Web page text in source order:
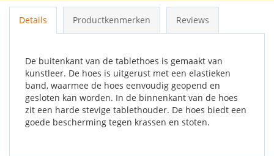
Details Productkenmerken Reviews
De buitenkant van de tablethoes is gemaakt van
kunstleer. De hoes is uitgerust met een elastieken
band, waarmee de hoes eenvoudig geopend en
gesloten kan worden. In de binnenkant van de hoes
zit een harde stevige tablethouder. De hoes biedt een
goede bescherming tegen krassen en stoten.